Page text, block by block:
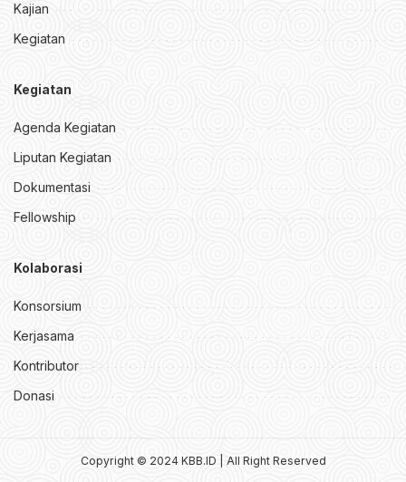
Kajian
Kegiatan
Kegiatan
Agenda Kegiatan
Liputan Kegiatan
Dokumentasi
Fellowship
Kolaborasi
Konsorsium
Kerjasama
Kontributor
Donasi
Copyright © 2024 KBB.ID | All Right Reserved